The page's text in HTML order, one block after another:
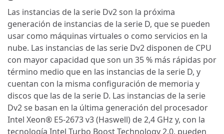
Las instancias de la serie Dv2 son la próxima
generación de instancias de la serie D, que se pueden
usar como máquinas virtuales o como servicios en la
nube. Las instancias de las serie Dv2 disponen de CPU
con mayor capacidad que son un 35 % más rápidas por
término medio que en las instancias de la serie D, y
cuentan con la misma configuración de memoria y
discos que las de la serie D. Las instancias de la serie
Dv2 se basan en la última generación del procesador
Intel Xeon® E5-2673 v3 (Haswell) de 2,4 GHz y, con la
tecnología Intel Turbo Boost Technology 2.0, pueden